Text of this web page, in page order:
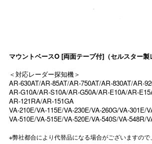
マウントベースO [両面テープ付]（セルスター製
＜対応レーダー探知機＞
AR-630AT/AR-85AT/AR-750AT/AR-830AT/AR-
AR-G10A/AR-S10A/AR-G50A/AR-E10A/AR-
AR-121RA/AR-151GA
VA-210E/VA-115E/VA-230E/VA-260G/VA-301E/
VA-510E/VA-515E/VA-520E/VA-540S/VA-548R/
※弊社都合により代替品になる場合がございますので